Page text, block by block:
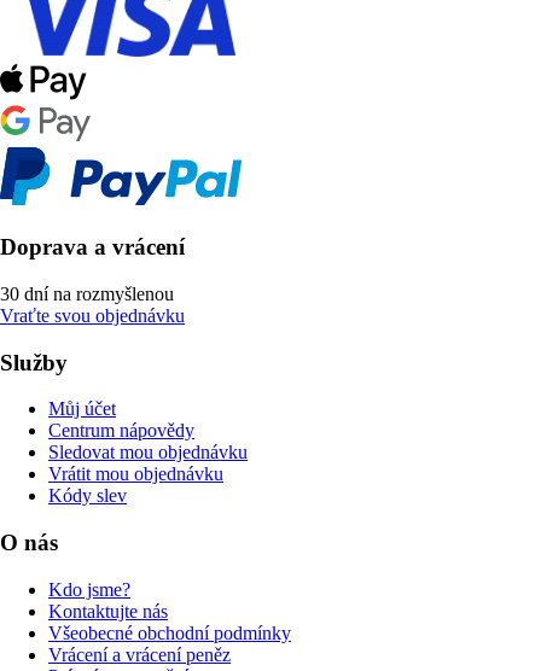
Doprava a vrácení
30 dní na rozmyšlenou
Vraťte svou objednávku
Služby
Můj účet
Centrum nápovědy
Sledovat mou objednávku
Vrátit mou objednávku
Kódy slev
O nás
Kdo jsme?
Kontaktujte nás
Všeobecné obchodní podmínky
Vrácení a vrácení peněz